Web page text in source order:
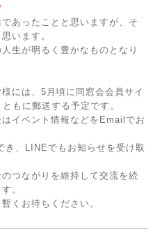
あったことと思いますが、そ
います。
生が明るく豊かなものとなり
には、5月頃に同窓会会員サイ
もに郵送する予定です。
イベント情報などをEmailでお
き、LINEでもお知らせを受け取
つながりを維持して交流を続
。
くお待ちください。